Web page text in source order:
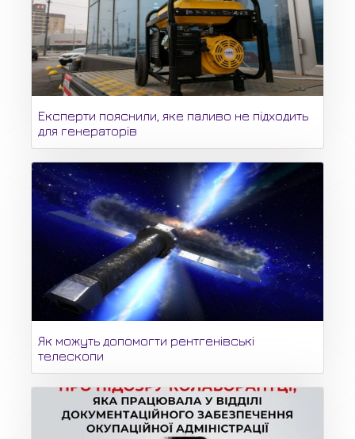
Експерти пояснили, яке паливо не підходить
для генераторів
Як можуть допомогти рентгенівські
телескопи